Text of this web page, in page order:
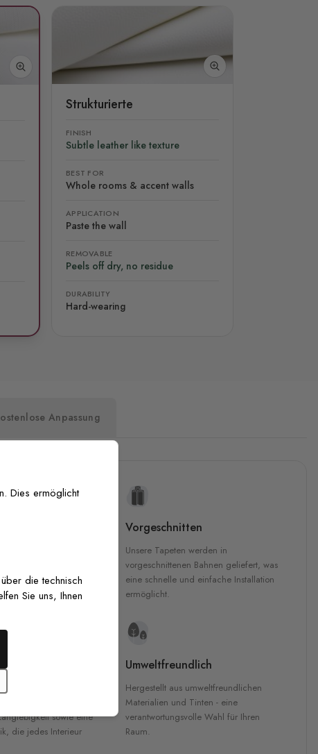
Strukturierte
FINISH
Subtle leather like texture
BEST FOR
Whole rooms & accent walls
APPLICATION
Paste the wall
REMOVABLE
Peels off dry, no residue
DURABILITY
Hard-wearing
Anpassung
für garantierte
Vorgeschnitten
Unsere Tapeten werden in
vorgeschnittenen Bahnen geliefert, was
eine schnelle und einfache Installation
ermöglicht.
Materialien
sowie eine
die jedes Interieur
Umweltfreundlich
Hergestellt aus umweltfreundlichen
Materialien und Tinten - eine
verantwortungsvolle Wahl für Ihren
Raum.
Dies ermöglicht
die technisch
Sie uns, Ihnen